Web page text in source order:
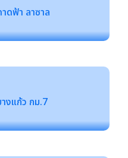
ดฟ้า ลาซาล
งแก้ว กม.7